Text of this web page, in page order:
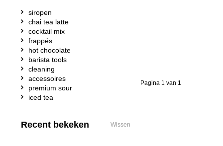
Pagina 1 van 1
siropen
chai tea latte
cocktail mix
frappés
hot chocolate
barista tools
cleaning
accessoires
premium sour
iced tea
Recent bekeken Wissen